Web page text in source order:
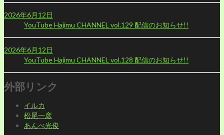
2026年6月12日
YouTube Hajimu CHANNEL vol.129 配信のお知らせ!!
2026年6月12日
YouTube Hajimu CHANNEL vol.128 配信のお知らせ!!
外部リンク
イルカ
松尾一彦
あんべ光俊